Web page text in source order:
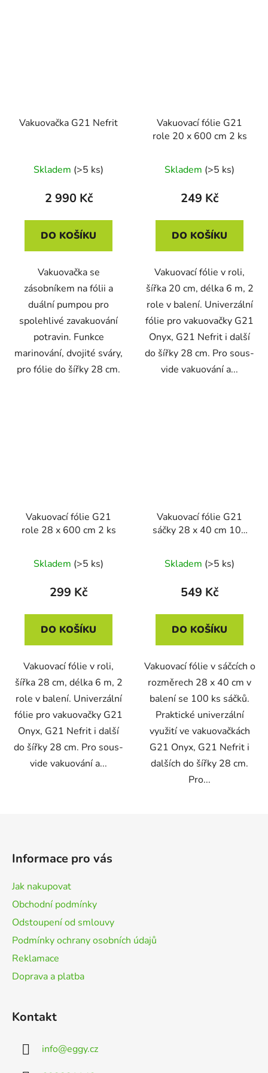
Vakuovačka G21 Nefrit
Skladem (>5 ks)
2 990 Kč
DO KOŠÍKU
Vakuovačka se
zásobníkem na fólii a
duální pumpou pro
spolehlivé zavakuování
potravin. Funkce
marinování, dvojité sváry,
pro fólie do šířky 28 cm.
Vakuovací fólie G21
role 20 x 600 cm 2 ks
Skladem (>5 ks)
249 Kč
DO KOŠÍKU
Vakuovací fólie v roli,
šířka 20 cm, délka 6 m, 2
role v balení. Univerzální
fólie pro vakuovačky G21
Onyx, G21 Nefrit i další
do šířky 28 cm. Pro sous-
vide vakuování a...
Vakuovací fólie G21
role 28 x 600 cm 2 ks
Skladem (>5 ks)
299 Kč
DO KOŠÍKU
Vakuovací fólie v roli,
šířka 28 cm, délka 6 m, 2
role v balení. Univerzální
fólie pro vakuovačky G21
Onyx, G21 Nefrit i další
do šířky 28 cm. Pro sous-
vide vakuování a...
Vakuovací fólie G21
sáčky 28 x 40 cm 100
Skladem (>5 ks)
549 Kč
DO KOŠÍKU
Vakuovací fólie v sáčcích o
rozměrech 28 x 40 cm v
balení se 100 ks sáčků.
Praktické univerzální
využití ve vakuovačkách
G21 Onyx, G21 Nefrit i
dalších do šířky 28 cm.
Pro...
Informace pro vás
Jak nakupovat
Obchodní podmínky
Odstoupení od smlouvy
Podmínky ochrany osobních údajů
Reklamace
Doprava a platba
Kontakt
info@eggy.cz